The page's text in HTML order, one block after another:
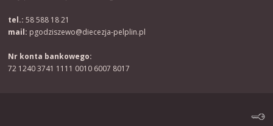
tel.: 58 588 18 21
mail: pgodziszewo@diecezja-pelplin.pl
Nr konta bankowego:
72 1240 3741 1111 0010 6007 8017